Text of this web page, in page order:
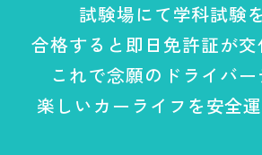
試験場にて学科試験
合格すると即日免許証が交
これで念願のドライバー
楽しいカーライフを安全